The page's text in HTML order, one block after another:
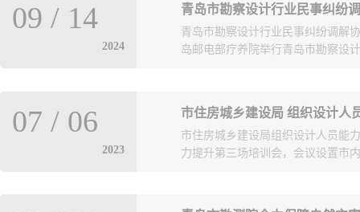
青岛市勘察设计行业民事纠纷
2024
09 / 14
青岛市勘察设计行业民事纠纷调解
岛邮电部疗养院举行青岛市勘察设
暨企业风险管理讲座活动。来自我
局勘察设计处、执法协调处，市中
导一起为调解中心揭牌，标志着青
设计协会理事长张萍、青岛市勘察
诉调对接机制的试点工作方案》的
市住房城乡建设局 组织设计人
2023
07 / 06
市住房城乡建设局组织设计人员能
力提升第三场培训会，会议设置市
及企业会场共12个会场。勘察设计